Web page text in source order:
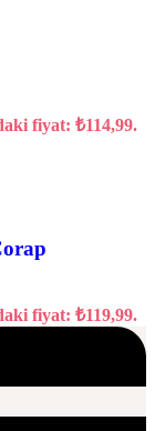
fiyat: ₺114,99.
fiyat: ₺119,99.